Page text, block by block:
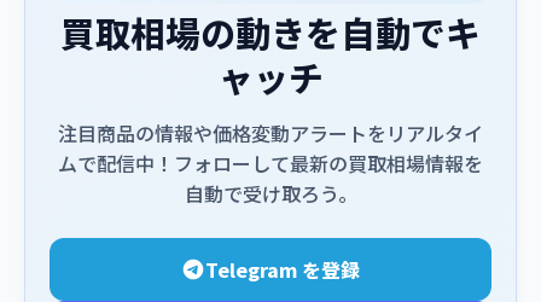
買取相場の動きを自動でキ
ャッチ
注目商品の情報や価格変動アラートをリアルタイ
ムで配信中！フォローして最新の買取相場情報を
自動で受け取ろう。
Telegram を登録